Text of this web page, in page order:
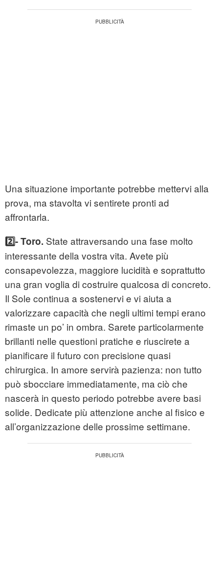
Una situazione importante potrebbe mettervi alla
prova, ma stavolta vi sentirete pronti ad
affrontarla.
2️⃣- Toro. State attraversando una fase molto
interessante della vostra vita. Avete più
consapevolezza, maggiore lucidità e soprattutto
una gran voglia di costruire qualcosa di concreto.
Il Sole continua a sostenervi e vi aiuta a
valorizzare capacità che negli ultimi tempi erano
rimaste un po’ in ombra. Sarete particolarmente
brillanti nelle questioni pratiche e riuscirete a
pianificare il futuro con precisione quasi
chirurgica. In amore servirà pazienza: non tutto
può sbocciare immediatamente, ma ciò che
nascerà in questo periodo potrebbe avere basi
solide. Dedicate più attenzione anche al fisico e
all’organizzazione delle prossime settimane.